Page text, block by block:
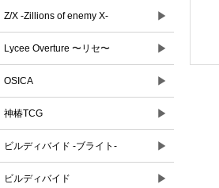
Z/X -Zillions of enemy X- ▶
Lycee Overture 〜リセ〜 ▶
OSICA ▶
神椿TCG ▶
ビルディバイド -ブライト- ▶
ビルディバイド ▶